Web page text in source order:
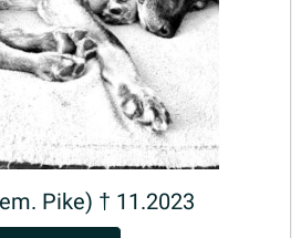
Pike) † 11.2023